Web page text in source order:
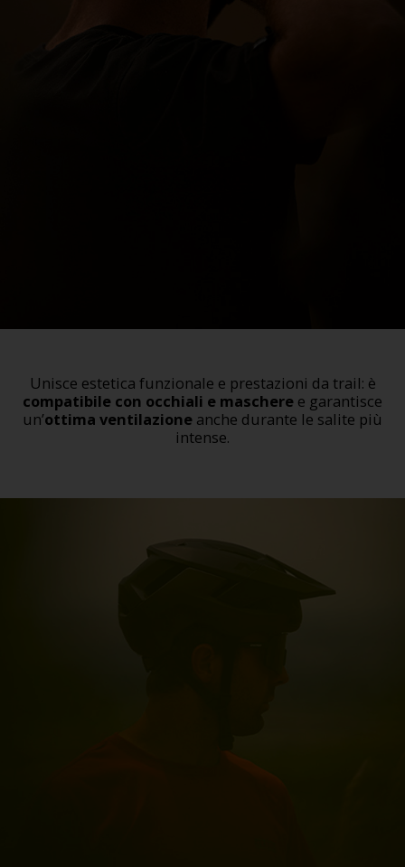
Unisce estetica funzionale e prestazioni da trail: è
compatibile con occhiali e maschere e garantisce
un’ottima ventilazione anche durante le salite più
intense.